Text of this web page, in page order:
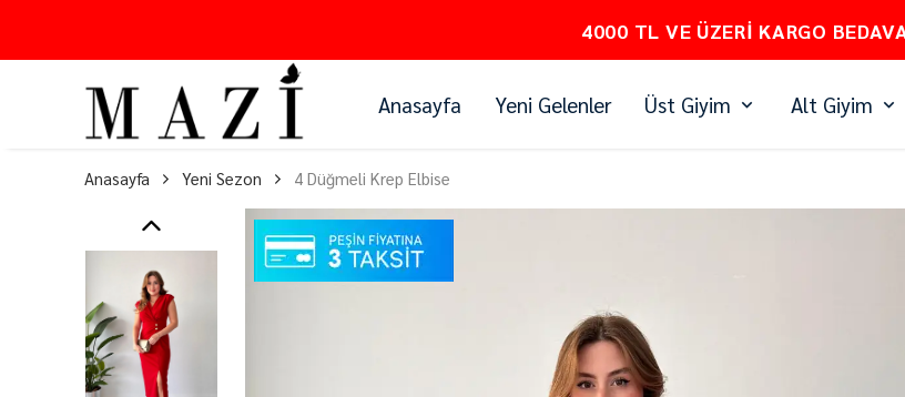
PEŞİN FİYATINA 3 TAKSİT
Anasayfa Yeni Gelenler Üst Giyim Alt Giyim
Anasayfa Yeni Sezon 4 Düğmeli Krep Elbise